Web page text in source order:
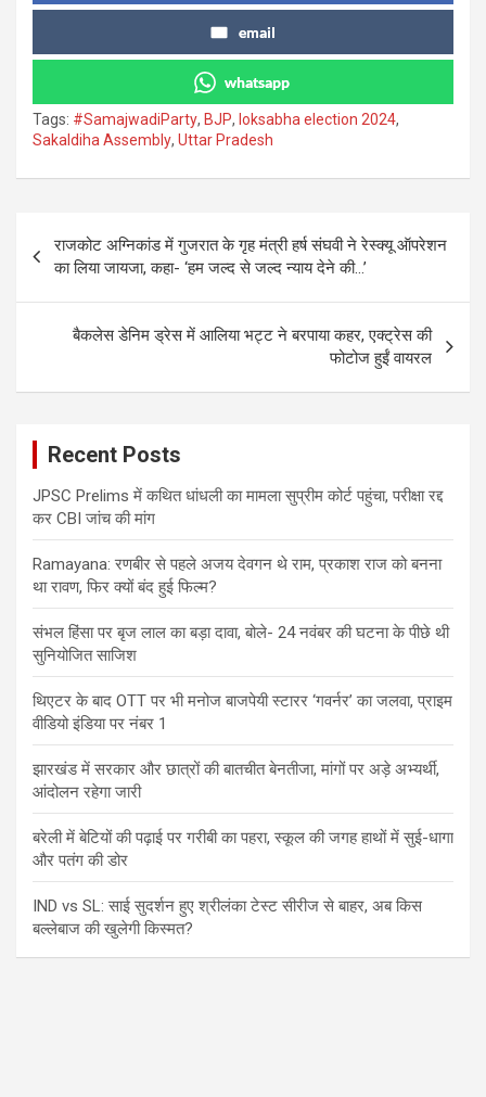
email
whatsapp
Tags: #SamajwadiParty, BJP, loksabha election 2024,
Sakaldiha Assembly, Uttar Pradesh
navigation
राजकोट अग्निकांड में गुजरात के गृह मंत्री हर्ष संघवी ने रेस्क्यू ऑपरेशन
का लिया जायजा, कहा- ‘हम जल्द से जल्द न्याय देने की…’
बैकलेस डेनिम ड्रेस में आलिया भट्ट ने बरपाया कहर, एक्ट्रेस की
फोटोज हुईं वायरल
Recent Posts
JPSC Prelims में कथित धांधली का मामला सुप्रीम कोर्ट पहुंचा, परीक्षा रद्द
कर CBI जांच की मांग
Ramayana: रणबीर से पहले अजय देवगन थे राम, प्रकाश राज को बनना
था रावण, फिर क्यों बंद हुई फिल्म?
संभल हिंसा पर बृज लाल का बड़ा दावा, बोले- 24 नवंबर की घटना के पीछे थी
सुनियोजित साजिश
थिएटर के बाद OTT पर भी मनोज बाजपेयी स्टारर ‘गवर्नर’ का जलवा, प्राइम
वीडियो इंडिया पर नंबर 1
झारखंड में सरकार और छात्रों की बातचीत बेनतीजा, मांगों पर अड़े अभ्यर्थी,
आंदोलन रहेगा जारी
बरेली में बेटियों की पढ़ाई पर गरीबी का पहरा, स्कूल की जगह हाथों में सुई-धागा
और पतंग की डोर
IND vs SL: साई सुदर्शन हुए श्रीलंका टेस्ट सीरीज से बाहर, अब किस
बल्लेबाज की खुलेगी किस्मत?